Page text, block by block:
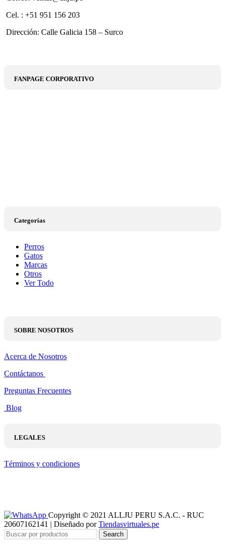
Cel. : +51 951 156 203
Dirección: Calle Galicia 158 – Surco
FANPAGE CORPORATIVO
Categorías
Perros
Gatos
Marcas
Otros
Ver Todo
SOBRE NOSOTROS
Acerca de Nosotros
Contáctanos
Preguntas Frecuentes
Blog
LEGALES
Términos y condiciones
Copyright © 2021 ALLJU PERU S.A.C. - RUC
20607162141 | Diseñado porTiendasvirtuales.pe
Search